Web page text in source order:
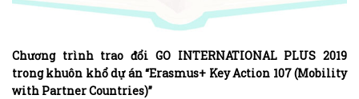
Chương trình trao đổi GO INTERNATIONAL PLUS 2019
trong khuôn khổ dự án “Erasmus+ Key Action 107 (Mobility
with Partner Countries)”